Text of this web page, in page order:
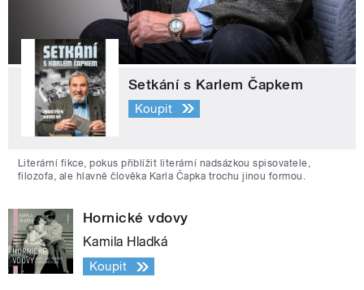
Setkání s Karlem Čapkem
Koupit
Literární fikce, pokus přiblížit literární nadsázkou spisovatele,
filozofa, ale hlavně člověka Karla Čapka trochu jinou formou.
Hornické vdovy
Kamila Hladká
Koupit